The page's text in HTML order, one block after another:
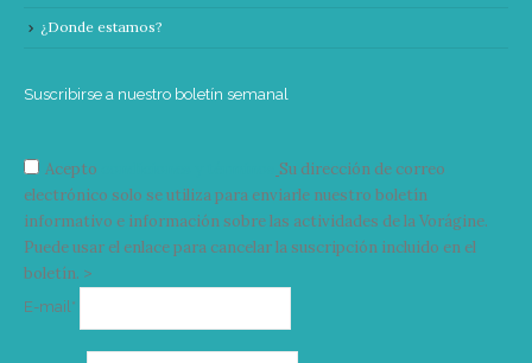
¿Donde estamos?
Suscribirse a nuestro boletín semanal
Acepto
Su dirección de correo
electrónico solo se utiliza para enviarle nuestro boletín
informativo e información sobre las actividades de la Vorágine.
Puede usar el enlace para cancelar la suscripción incluido en el
boletín. >
E-mail*